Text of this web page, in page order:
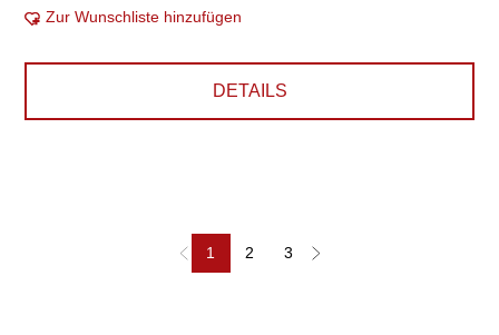
Zur Wunschliste hinzufügen
DETAILS
1 2 3